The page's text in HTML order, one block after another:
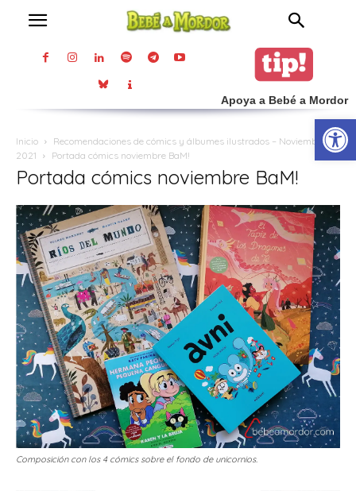
Apoya a Bebé a Mordor
Inicio
Recomendaciones de cómics y álbumes ilustrados – Noviembre
2021
Portada cómics noviembre BaM!
Portada cómics noviembre BaM!
Composición con los 4 cómics sobre el fondo de unicornios.